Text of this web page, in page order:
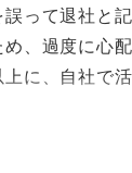
って退社と
、過度に心
に、自社で